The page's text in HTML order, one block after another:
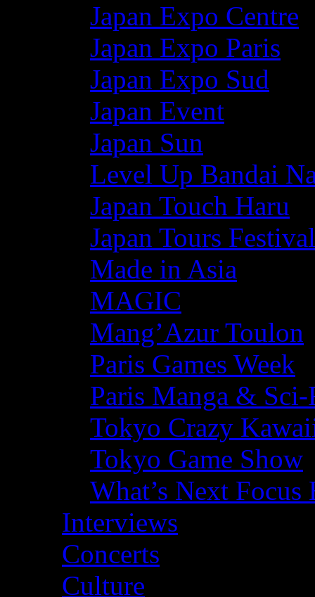
Japan Expo Centre
Japan Expo Paris
Japan Expo Sud
Japan Event
Japan Sun
Level Up Bandai
Japan Touch Haru
Japan Tours Festival
Made in Asia
MAGIC
Mang’Azur Toulon
Paris Games Week
Paris Manga &
Tokyo Crazy
Tokyo Game Show
What’s Next
Interviews
Concerts
Culture